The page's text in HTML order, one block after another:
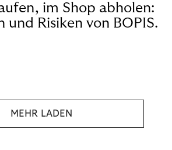
im Shop abholen:
und Risiken von BOPIS.
MEHR LADEN